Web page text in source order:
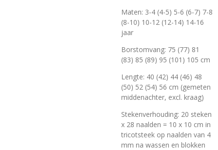
Maten: 3-4 (4-5) 5-6 (6-7) 7-8
(8-10) 10-12 (12-14) 14-16
jaar
Borstomvang: 75 (77) 81
(83) 85 (89) 95 (101) 105 cm
Lengte: 40 (42) 44 (46) 48
(50) 52 (54) 56 cm (gemeten
middenachter, excl. kraag)
Stekenverhouding: 20 steken
x 28 naalden = 10 x 10 cm in
tricotsteek op naalden van 4
mm na wassen en blokken